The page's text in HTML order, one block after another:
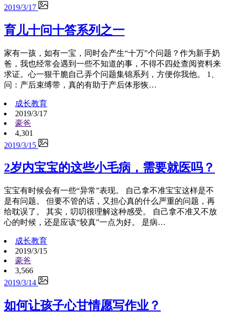
2019/3/17
育儿十问十答系列之一
家有一孩，如有一宝，同时会产生“十万”个问题？作为新手奶
爸，我也经常会遇到一些不知道的事，不得不四处查阅资料来
求证。心一狠干脆自己弄个问题集锦系列，方便你我他。 1、
问：产后束缚带，真的有助于产后体形恢…
成长教育
2019/3/17
豪爸
4,301
2019/3/15
2岁内宝宝的这些小毛病，需要就医吗？
宝宝有时候会有一些“异常”表现。 自己拿不准宝宝这样是不
是有问题。 但要不管的话，又担心真的什么严重的问题，再
给耽误了。 其实，叨叨很理解这种感受。 自己拿不准又不放
心的时候，还是应该“较真”一点为好。 是病…
成长教育
2019/3/15
豪爸
3,566
2019/3/14
如何让孩子心甘情愿写作业？